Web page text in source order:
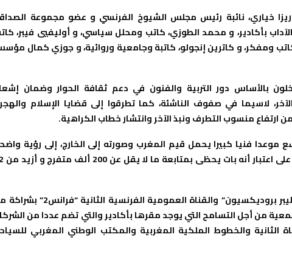
خياري، نائبة رئيس مجلس الشيوخ الفرنسي و عضو مجموعة
بأكادير، و محمد الطوزي، كاتب ومحلل سياسي، و أوليفيي فيبر،
ومفكر، و كاترين إنجولو، كاتبة وجامعية وروائية، و جوزي كمال
بالأساس دور التربية والفنون في دعم ثقافة الحوار وضمان
لاسيما في صفوف الناشئة، كما تطرقوا إلى قضايا الإسلام
ارتفاع منسوب التطرف ونبذ الآخر وانتشار خطاب الكراهية.
فنيا كبيرا يحمل قيم المغرب وصورته إلى الخارج، إلى رؤية
بفضل ما يواكبه من تغطية
يشار إلى أن مهرجان التسامح، الذي تنتجه شركة “إليكترون ليبر بروديكسيون” والقناة العمومية الفرنسية
من أجل التسامح التي يوجد مقرها بأكادير والتي تضم عددا من
الثانية والخطوط الملكية المغربية والمكتب الوطني المغربي